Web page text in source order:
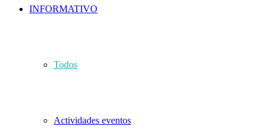
INFORMATIVO
Todos
Actividades eventos